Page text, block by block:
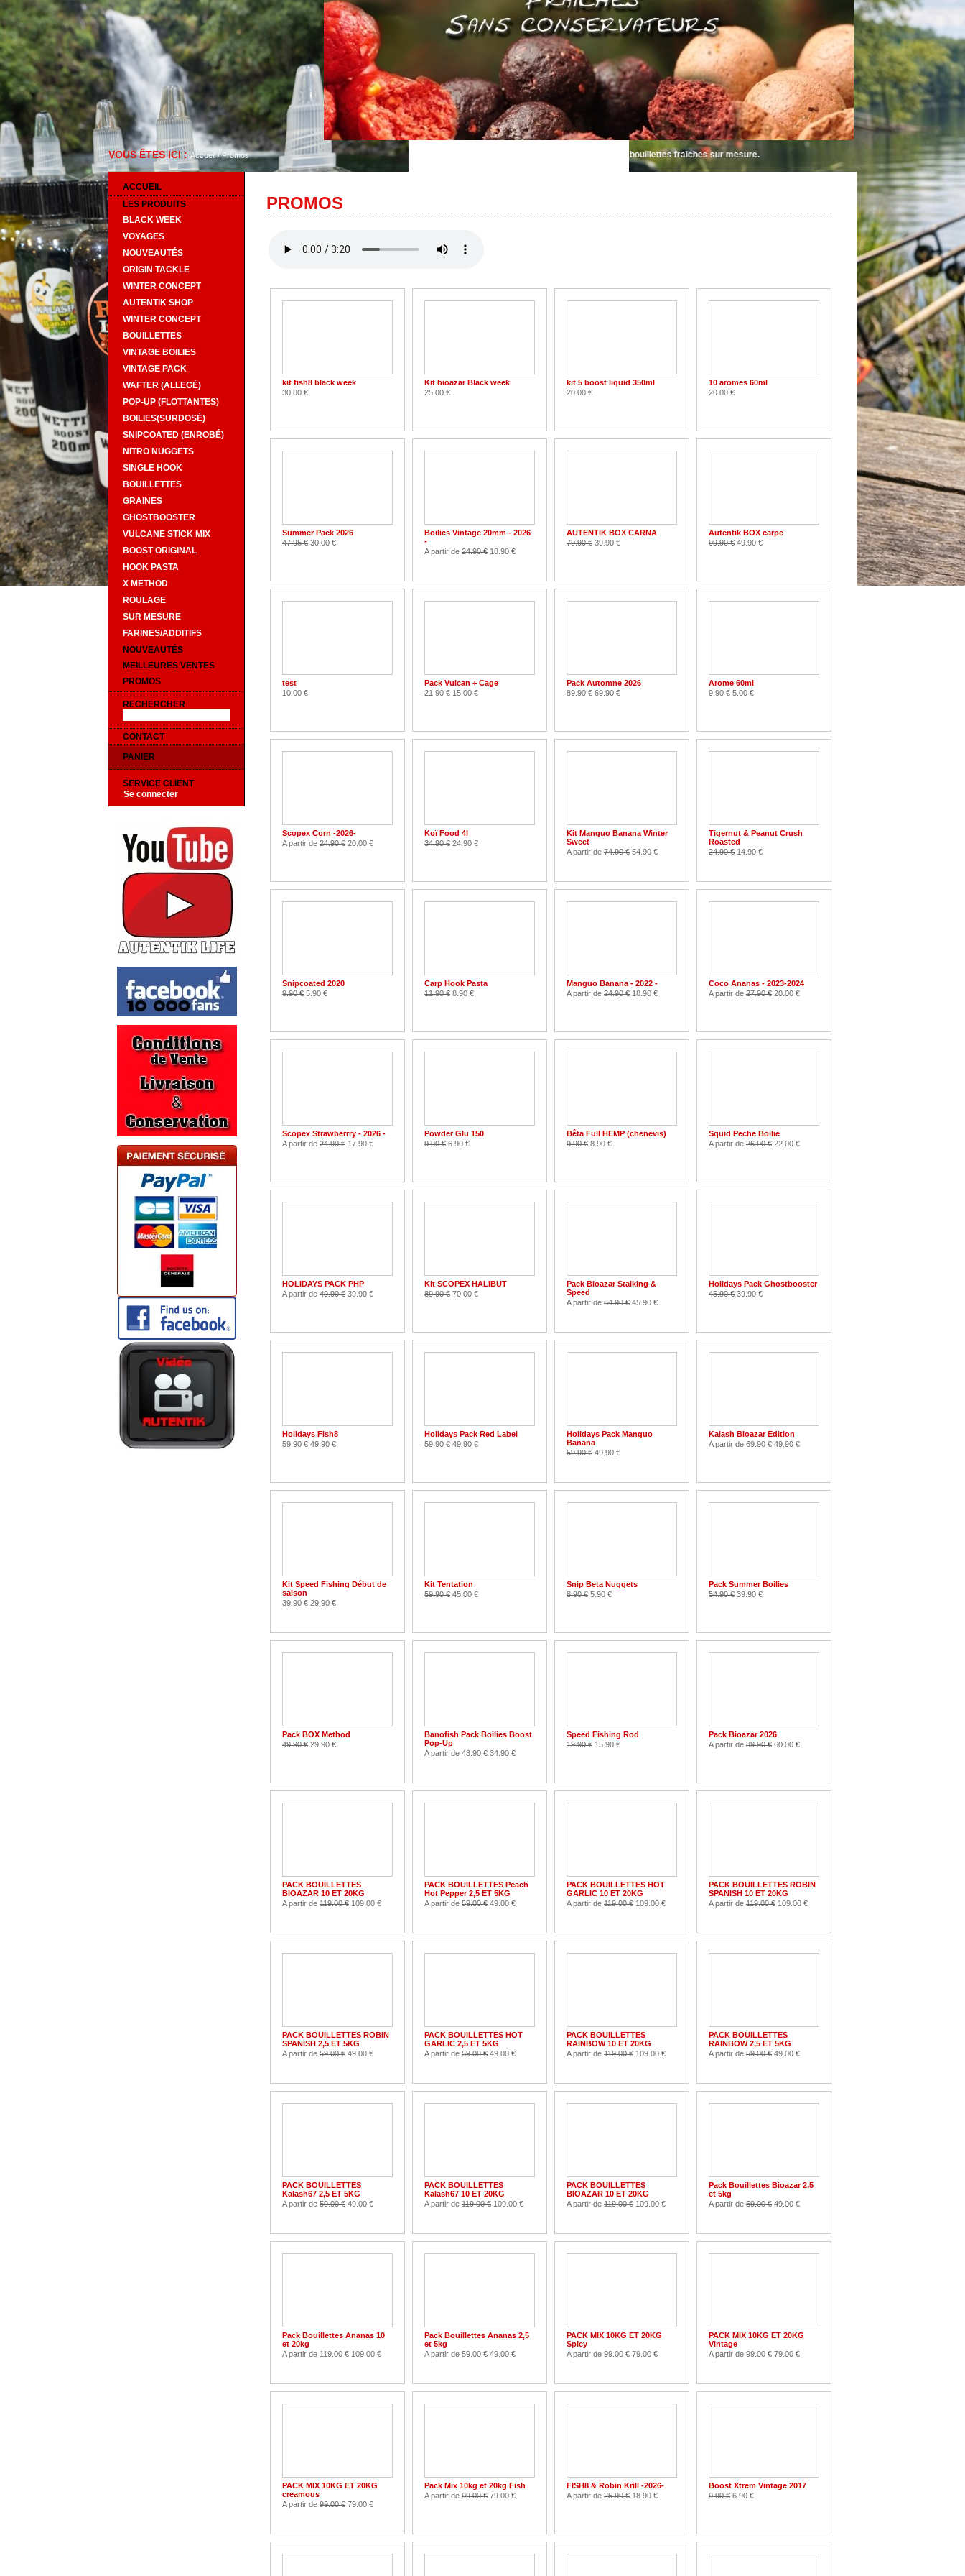
VOUS ÊTES ICI :Accueil/Promos Bienvenue sur Autentik Sniper... le plus grand choix de bouillettes fraiches sur mesure.
ACCUEIL
LES PRODUITS
BLACK WEEK
VOYAGES
NOUVEAUTÉS
ORIGIN TACKLE
WINTER CONCEPT
AUTENTIK SHOP
WINTER CONCEPT
BOUILLETTES
VINTAGE BOILIES
VINTAGE PACK
WAFTER (ALLEGÉ)
POP-UP (FLOTTANTES)
BOILIES(SURDOSÉ)
SNIPCOATED (ENROBÉ)
NITRO NUGGETS
SINGLE HOOK
BOUILLETTES
GRAINES
GHOSTBOOSTER
VULCANE STICK MIX
BOOST ORIGINAL
HOOK PASTA
X METHOD
ROULAGE
SUR MESURE
FARINES/ADDITIFS
NOUVEAUTÉS
MEILLEURES VENTES
PROMOS
RECHERCHER
CONTACT
PANIER
SERVICE CLIENT
Se connecter
PROMOS
kit fish8 black week
30.00 €
Kit bioazar Black week
25.00 €
kit 5 boost liquid 350ml
20.00 €
10 aromes 60ml
20.00 €
Summer Pack 2026
47.95 € 30.00 €
Boilies Vintage 20mm - 2026
-
A partir de 24.90 € 18.90 €
AUTENTIK BOX CARNA
79.90 € 39.90 €
Autentik BOX carpe
99.90 € 49.90 €
test
10.00 €
Pack Vulcan + Cage
21.90 € 15.00 €
Pack Automne 2026
89.90 € 69.90 €
Arome 60ml
9.90 € 5.00 €
Scopex Corn -2026-
A partir de 24.90 € 20.00 €
Koï Food 4l
34.90 € 24.90 €
Kit Manguo Banana Winter
Sweet
A partir de 74.90 € 54.90 €
Tigernut & Peanut Crush
Roasted
24.90 € 14.90 €
Snipcoated 2020
9.90 € 5.90 €
Carp Hook Pasta
11.90 € 8.90 €
Manguo Banana - 2022 -
A partir de 24.90 € 18.90 €
Coco Ananas - 2023-2024
A partir de 27.90 € 20.00 €
Scopex Strawberrry - 2026 -
A partir de 24.90 € 17.90 €
Powder Glu 150
9.90 € 6.90 €
Bêta Full HEMP (chenevis)
9.90 € 8.90 €
Squid Peche Boilie
A partir de 26.90 € 22.00 €
HOLIDAYS PACK PHP
A partir de 49.90 € 39.90 €
Kit SCOPEX HALIBUT
89.90 € 70.00 €
Pack Bioazar Stalking &
Speed
A partir de 64.90 € 45.90 €
Holidays Pack Ghostbooster
45.90 € 39.90 €
Holidays Fish8
59.90 € 49.90 €
Holidays Pack Red Label
59.90 € 49.90 €
Holidays Pack Manguo
Banana
59.90 € 49.90 €
Kalash Bioazar Edition
A partir de 69.90 € 49.90 €
Kit Speed Fishing Début de
saison
39.90 € 29.90 €
Kit Tentation
59.90 € 45.00 €
Snip Beta Nuggets
8.90 € 5.90 €
Pack Summer Boilies
54.90 € 39.90 €
Pack BOX Method
49.90 € 29.90 €
Banofish Pack Boilies Boost
Pop-Up
A partir de 43.90 € 34.90 €
Speed Fishing Rod
19.90 € 15.90 €
Pack Bioazar 2026
A partir de 89.90 € 60.00 €
PACK BOUILLETTES
BIOAZAR 10 ET 20KG
A partir de 119.00 € 109.00 €
PACK BOUILLETTES Peach
Hot Pepper 2,5 ET 5KG
A partir de 59.00 € 49.00 €
PACK BOUILLETTES HOT
GARLIC 10 ET 20KG
A partir de 119.00 € 109.00 €
PACK BOUILLETTES ROBIN
SPANISH 10 ET 20KG
A partir de 119.00 € 109.00 €
PACK BOUILLETTES ROBIN
SPANISH 2,5 ET 5KG
A partir de 59.00 € 49.00 €
PACK BOUILLETTES HOT
GARLIC 2,5 ET 5KG
A partir de 59.00 € 49.00 €
PACK BOUILLETTES
RAINBOW 10 ET 20KG
A partir de 119.00 € 109.00 €
PACK BOUILLETTES
RAINBOW 2,5 ET 5KG
A partir de 59.00 € 49.00 €
PACK BOUILLETTES
Kalash67 2,5 ET 5KG
A partir de 59.00 € 49.00 €
PACK BOUILLETTES
Kalash67 10 ET 20KG
A partir de 119.00 € 109.00 €
PACK BOUILLETTES
BIOAZAR 10 ET 20KG
A partir de 119.00 € 109.00 €
Pack Bouillettes Bioazar 2,5
et 5kg
A partir de 59.00 € 49.00 €
Pack Bouillettes Ananas 10
et 20kg
A partir de 119.00 € 109.00 €
Pack Bouillettes Ananas 2,5
et 5kg
A partir de 59.00 € 49.00 €
PACK MIX 10KG ET 20KG
Spicy
A partir de 99.00 € 79.00 €
PACK MIX 10KG ET 20KG
Vintage
A partir de 99.00 € 79.00 €
PACK MIX 10KG ET 20KG
creamous
A partir de 99.00 € 79.00 €
Pack Mix 10kg et 20kg Fish
A partir de 99.00 € 79.00 €
FISH8 & Robin Krill -2026-
A partir de 25.90 € 18.90 €
Boost Xtrem Vintage 2017
9.90 € 6.90 €